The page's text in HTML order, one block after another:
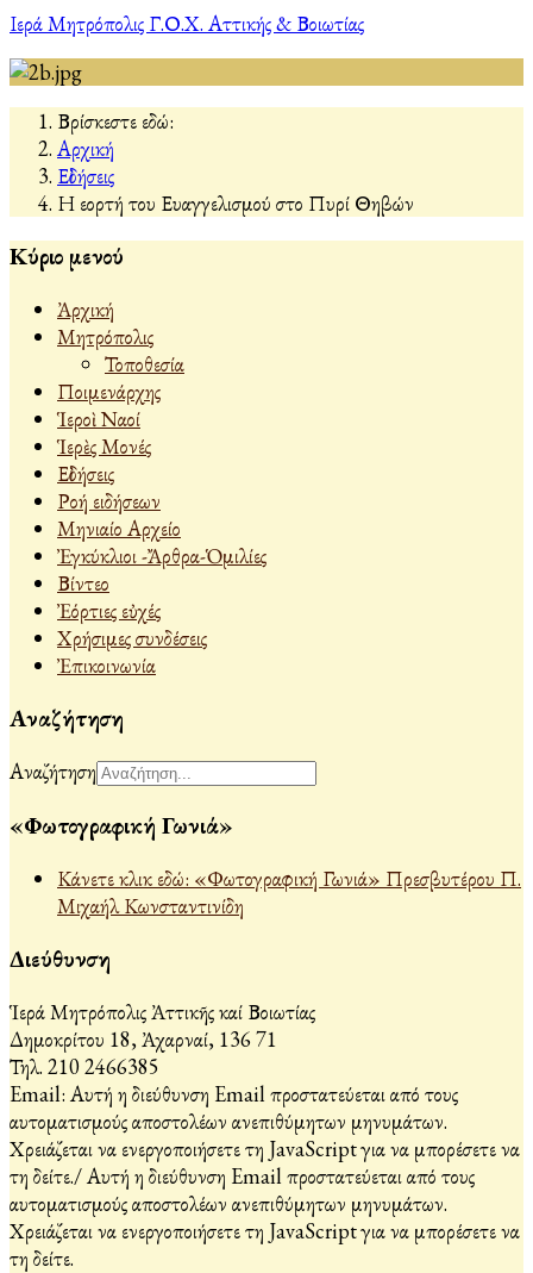
Ιερά Μητρόπολις Γ.Ο.Χ. Αττικής & Βοιωτίας
Βρίσκεστε εδώ:
Αρχική
Εἰδήσεις
Η εορτή του Ευαγγελισμού στο Πυρί Θηβών
Κύριο μενού
Ἀρχική
Μητρόπολις
Τοποθεσία
Ποιμενάρχης
Ἱεροὶ Ναοί
Ἱερὲς Μονές
Εἰδήσεις
Ροή ειδήσεων
Μηνιαίο Αρχείο
Ἐγκύκλιοι -Ἄρθρα-Ὁμιλίες
Βίντεο
Ἐόρτιες εὐχές
Χρήσιμες συνδέσεις
Ἐπικοινωνία
Αναζήτηση
Αναζήτηση
«Φωτογραφική Γωνιά»
Κάνετε κλικ εδώ: «Φωτογραφική Γωνιά» Πρεσβυτέρου Π.
Μιχαήλ Κωνσταντινίδη
Διεύθυνση
Ἱερά Μητρόπολις Ἀττικῆς καί Βοιωτίας
Δημοκρίτου 18, Ἀχαρναί, 136 71
Τηλ. 210 2466385
Email: Αυτή η διεύθυνση Email προστατεύεται από τους
αυτοματισμούς αποστολέων ανεπιθύμητων μηνυμάτων.
Χρειάζεται να ενεργοποιήσετε τη JavaScript για να μπορέσετε να
τη δείτε./Αυτή η διεύθυνση Email προστατεύεται από τους
αυτοματισμούς αποστολέων ανεπιθύμητων μηνυμάτων.
Χρειάζεται να ενεργοποιήσετε τη JavaScript για να μπορέσετε να
τη δείτε.